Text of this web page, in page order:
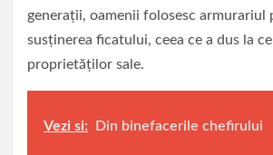
generații, oamenii folosesc armurariul
susținerea ficatului, ceea ce a dus la
proprietăților sale.
Vezi si: Din binefacerile chefirului